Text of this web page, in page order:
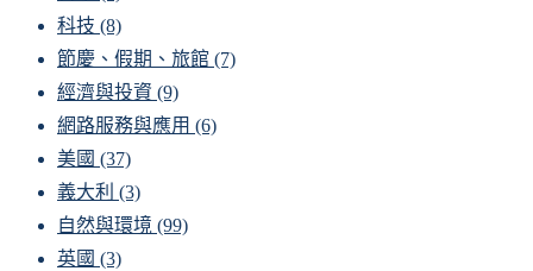
科技 (8)
節慶、假期、旅館 (7)
經濟與投資 (9)
網路服務與應用 (6)
美國 (37)
義大利 (3)
自然與環境 (99)
英國 (3)